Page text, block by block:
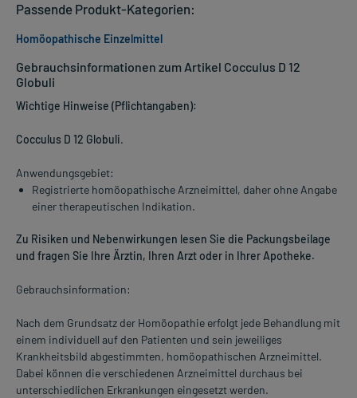
Gebrauchsinformationen zum Artikel Cocculus D 12
Globuli
Wichtige Hinweise (Pflichtangaben):
Cocculus D 12 Globuli.
Anwendungsgebiet:
Registrierte homöopathische Arzneimittel, daher ohne Angabe
einer therapeutischen Indikation.
Zu Risiken und Nebenwirkungen lesen Sie die Packungsbeilage
und fragen Sie Ihre Ärztin, Ihren Arzt oder in Ihrer Apotheke.
Gebrauchsinformation:
Nach dem Grundsatz der Homöopathie erfolgt jede Behandlung mit
einem individuell auf den Patienten und sein jeweiliges
Krankheitsbild abgestimmten, homöopathischen Arzneimittel.
Dabei können die verschiedenen Arzneimittel durchaus bei
unterschiedlichen Erkrankungen eingesetzt werden.
Passende Produkt-Kategorien:
Homöopathische Einzelmittel